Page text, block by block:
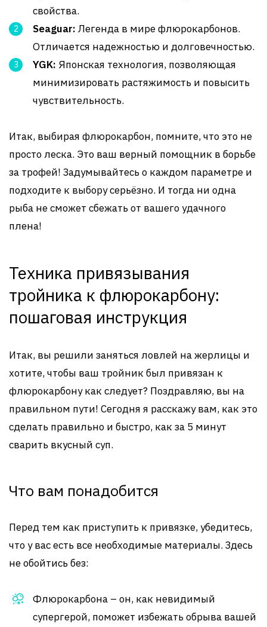
свойства.
Seaguar: Легенда в мире флюрокарбонов.
Отличается надежностью и долговечностью.
YGK: Японская технология, позволяющая
минимизировать растяжимость и повысить
чувствительность.
Итак, выбирая флюрокарбон, помните, что это не
просто леска. Это ваш верный помощник в борьбе
за трофей! Задумывайтесь о каждом параметре и
подходите к выбору серьёзно. И тогда ни одна
рыба не сможет сбежать от вашего удачного
плена!
Техника привязывания
тройника к флюрокарбону:
пошаговая инструкция
Итак, вы решили заняться ловлей на жерлицы и
хотите, чтобы ваш тройник был привязан к
флюрокарбону как следует? Поздравляю, вы на
правильном пути! Сегодня я расскажу вам, как это
сделать правильно и быстро, как за 5 минут
сварить вкусный суп.
Что вам понадобится
Перед тем как приступить к привязке, убедитесь,
что у вас есть все необходимые материалы. Здесь
не обойтись без:
Флюрокарбона – он, как невидимый
супергерой, поможет избежать обрыва вашей